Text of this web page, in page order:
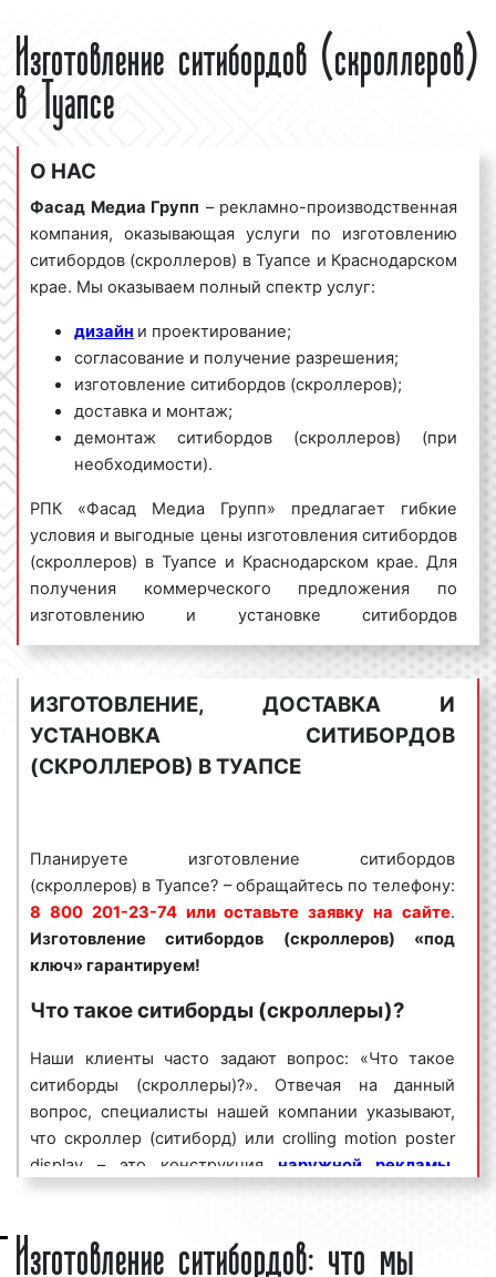
Изготовление ситибордов (скроллеров)
в Туапсе
О НАС
Фасад Медиа Групп – рекламно-производственная
компания, оказывающая услуги по изготовлению
ситибордов (скроллеров) в Туапсе и Краснодарском
крае. Мы оказываем полный спектр услуг:
дизайн и проектирование;
согласование и получение разрешения;
изготовление ситибордов (скроллеров);
доставка и монтаж;
демонтаж ситибордов (скроллеров) (при
необходимости).
РПК «Фасад Медиа Групп» предлагает гибкие
условия и выгодные цены изготовления ситибордов
(скроллеров) в Туапсе и Краснодарском крае. Для
получения коммерческого предложения по
изготовлению и установке ситибордов
(скроллеров) в Туапсе обращайтесь по телефону:8
800 201-23-74 или оставьте заявку на
сайте.Изготовление ситибордов (скроллеров)
«под ключ» гарантируем!
Ситиборды (скроллеры) пользуются
хорошая заметность;
массовый охват аудитории;
разнообразие форм и характеристик;
непрерывное воздействие на целевую
низкие цены и регулярные скидки.
Ситиборды (скроллеры) являются эффективным
средством для рекламирования товаров и услуг с
целью увеличения потока клиентов и повышения
процента продаж. Многие клиенты нашего
рекламного агентства заказывают изготовление
компании, информировании населения о
ИЗГОТОВЛЕНИЕ, ДОСТАВКА И
УСТАНОВКА СИТИБОРДОВ
(СКРОЛЛЕРОВ) В ТУАПСЕ
Планируете изготовление ситибордов
(скроллеров) в Туапсе? – обращайтесь по телефону:
8 800 201-23-74 или оставьте заявку на сайте.
Изготовление ситибордов (скроллеров) «под
ключ» гарантируем!
Что такое ситиборды (скроллеры)?
Наши клиенты часто задают вопрос: «Что такое
ситиборды (скроллеры)?». Отвечая на данный
вопрос, специалисты нашей компании указывают,
что скроллер (ситиборд) или crolling motion poster
display – это конструкция наружной рекламы
представляющая собой световой короб,
качества, закрепленный на усиленный стальной
каркас, внутри короба размещается рекламное
Изготовление ситибордов: что мы